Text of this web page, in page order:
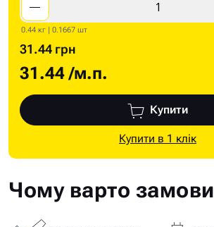
0.44 кг | 0.1667 шт
31.44 грн
31.44 /м.п.
Купити
Купити в 1 клік
Чому варто